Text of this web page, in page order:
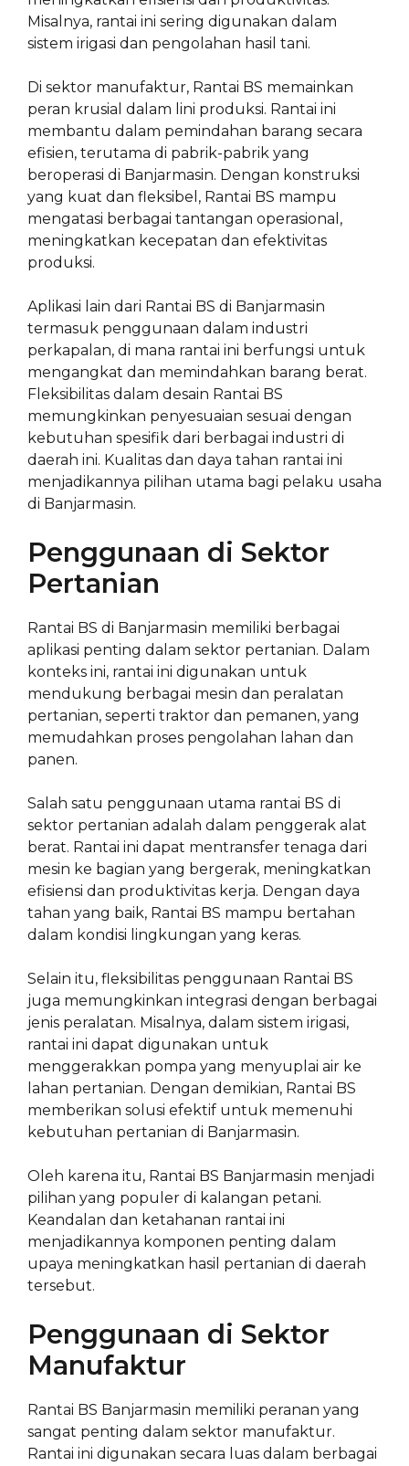
Misalnya, rantai ini sering digunakan dalam
sistem irigasi dan pengolahan hasil tani.
Di sektor manufaktur, Rantai BS memainkan
peran krusial dalam lini produksi. Rantai ini
membantu dalam pemindahan barang secara
efisien, terutama di pabrik-pabrik yang
beroperasi di Banjarmasin. Dengan konstruksi
yang kuat dan fleksibel, Rantai BS mampu
mengatasi berbagai tantangan operasional,
meningkatkan kecepatan dan efektivitas
produksi.
Aplikasi lain dari Rantai BS di Banjarmasin
termasuk penggunaan dalam industri
perkapalan, di mana rantai ini berfungsi untuk
mengangkat dan memindahkan barang berat.
Fleksibilitas dalam desain Rantai BS
memungkinkan penyesuaian sesuai dengan
kebutuhan spesifik dari berbagai industri di
daerah ini. Kualitas dan daya tahan rantai ini
menjadikannya pilihan utama bagi pelaku usaha
di Banjarmasin.
Penggunaan di Sektor
Pertanian
Rantai BS di Banjarmasin memiliki berbagai
aplikasi penting dalam sektor pertanian. Dalam
konteks ini, rantai ini digunakan untuk
mendukung berbagai mesin dan peralatan
pertanian, seperti traktor dan pemanen, yang
memudahkan proses pengolahan lahan dan
panen.
Salah satu penggunaan utama rantai BS di
sektor pertanian adalah dalam penggerak alat
berat. Rantai ini dapat mentransfer tenaga dari
mesin ke bagian yang bergerak, meningkatkan
efisiensi dan produktivitas kerja. Dengan daya
tahan yang baik, Rantai BS mampu bertahan
dalam kondisi lingkungan yang keras.
Selain itu, fleksibilitas penggunaan Rantai BS
juga memungkinkan integrasi dengan berbagai
jenis peralatan. Misalnya, dalam sistem irigasi,
rantai ini dapat digunakan untuk
menggerakkan pompa yang menyuplai air ke
lahan pertanian. Dengan demikian, Rantai BS
memberikan solusi efektif untuk memenuhi
kebutuhan pertanian di Banjarmasin.
Oleh karena itu, Rantai BS Banjarmasin menjadi
pilihan yang populer di kalangan petani.
Keandalan dan ketahanan rantai ini
menjadikannya komponen penting dalam
upaya meningkatkan hasil pertanian di daerah
tersebut.
Penggunaan di Sektor
Manufaktur
Rantai BS Banjarmasin memiliki peranan yang
sangat penting dalam sektor manufaktur.
Rantai ini digunakan secara luas dalam berbagai